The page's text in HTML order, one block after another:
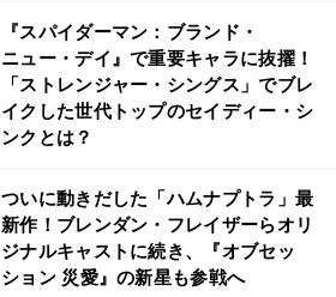
『スパイダーマン：ブランド・
ニュー・デイ』で重要キャラに抜擢！
「ストレンジャー・シングス」でブレ
イクした世代トップのセイディー・シ
ンクとは？
ついに動きだした「ハムナプトラ」最
新作！ブレンダン・フレイザーらオリ
ジナルキャストに続き、『オブセッ
ション 災愛』の新星も参戦へ